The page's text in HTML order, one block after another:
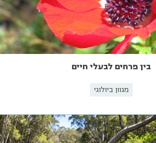
בין פרחים לבעלי חיים
מגוון ביולוגי